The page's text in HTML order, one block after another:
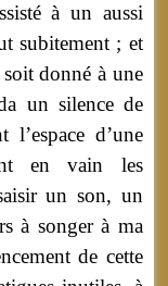
à un aussi
subitement ; et
donné à une
un silence de
d’une
en vain les
un son, un
à songer à ma
de cette